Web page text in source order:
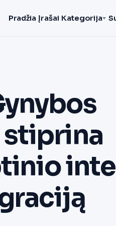
Pradžia Įrašai Kategorija